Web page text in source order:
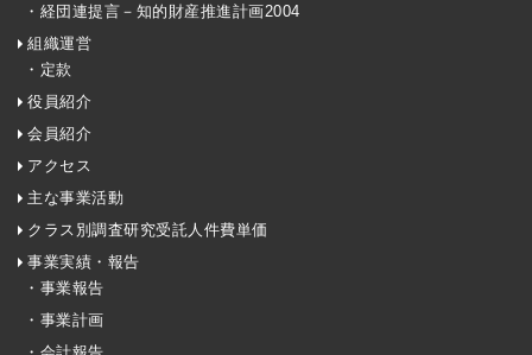
・経団連提言－知的財産推進計画2004
組織運営
・定款
役員紹介
会員紹介
アクセス
主な事業活動
クラス別調査研究受託人件費単価
事業実績・報告
・事業報告
・事業計画
・会計報告